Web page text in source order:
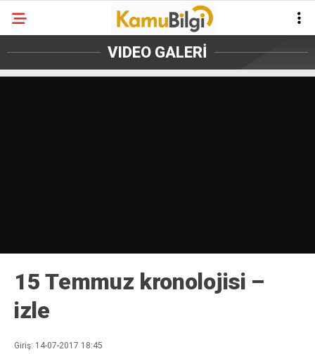
VIDEO GALERİ
15 Temmuz kronolojisi –
izle
Giriş: 14-07-2017 18:45